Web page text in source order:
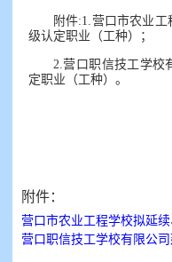
附件:1.营口市农业
级认定职业（工种）；
2.营口职信技工学校
定职业（工种）。
附件：
营口市农业工程学校拟延
营口职信技工学校有限公